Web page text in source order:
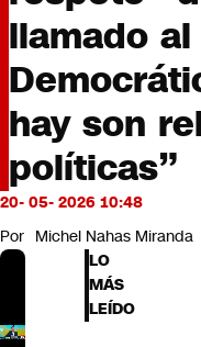
Servicios
Bits
CNN tiempo
Opinión
llamado
hay son
políticas”
20- 05- 2026 10:48
Por Michel Nahas Miranda
LO
MÁS
LEÍDO